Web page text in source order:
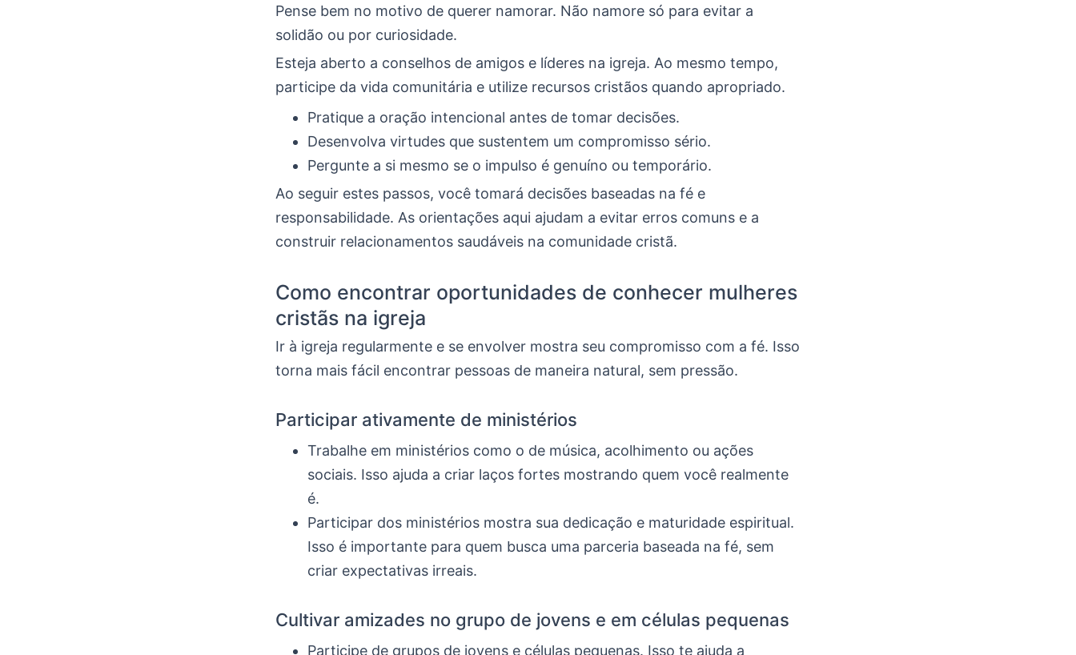
Pense bem no motivo de querer namorar. Não namore só para evitar a
solidão ou por curiosidade.
Esteja aberto a conselhos de amigos e líderes na igreja. Ao mesmo tempo,
participe da vida comunitária e utilize recursos cristãos quando apropriado.
Pratique a oração intencional antes de tomar decisões.
Desenvolva virtudes que sustentem um compromisso sério.
Pergunte a si mesmo se o impulso é genuíno ou temporário.
Ao seguir estes passos, você tomará decisões baseadas na fé e
responsabilidade. As orientações aqui ajudam a evitar erros comuns e a
construir relacionamentos saudáveis na comunidade cristã.
Como encontrar oportunidades de conhecer mulheres
cristãs na igreja
Ir à igreja regularmente e se envolver mostra seu compromisso com a fé. Isso
torna mais fácil encontrar pessoas de maneira natural, sem pressão.
Participar ativamente de ministérios
Trabalhe em ministérios como o de música, acolhimento ou ações
sociais. Isso ajuda a criar laços fortes mostrando quem você realmente
é.
Participar dos ministérios mostra sua dedicação e maturidade espiritual.
Isso é importante para quem busca uma parceria baseada na fé, sem
criar expectativas irreais.
Cultivar amizades no grupo de jovens e em células pequenas
Participe de grupos de jovens e células pequenas. Isso te ajuda a